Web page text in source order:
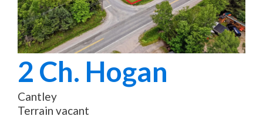
2 Ch. Hogan
Cantley
Terrain vacant